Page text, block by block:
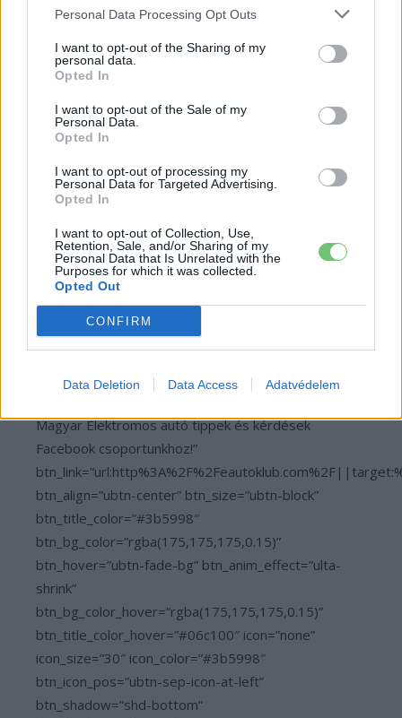
Personal Data Processing Opt Outs
I want to opt-out of the Sharing of my
personal data.
Opted In
I want to opt-out of the Sale of my
Personal Data.
Opted In
I want to opt-out of processing my
Personal Data for Targeted Advertising.
Opted In
I want to opt-out of Collection, Use,
Retention, Sale, and/or Sharing of my
Personal Data that Is Unrelated with the
Purposes for which it was collected.
Opted Out
CONFIRM
Data Deletion Data Access Adatvédelem
[ult_buttons btn_title=”Ide kattintva követhetsz
btn_align=”ubtn-center” btn_size=”ubtn-block”
btn_bg_color=”rgba(175,175,175,0.15)”
btn_hover=”ubtn-fade-bg” btn_anim_effect=”ulta-
shrink”
btn_bg_color_hover=”rgba(175,175,175,0.15)”
icon_size=”40″ icon_color=”#3b5998″
btn_icon_pos=”ubtn-sep-icon-at-left”
btn_shadow=”shd-bottom”
btn_shadow_color=”#3b5998″
btn_shadow_color_hover=”#06c100″
btn_shadow_size=”5″ btn_font_style=”font-
weight:bold;” btn_font_size=”desktop:20px;”]
Magyar Elektromos autó tippek és kérdések
Facebook csoportunkhoz!”
btn_align=”ubtn-center” btn_size=”ubtn-block”
btn_title_color=”#3b5998″
btn_bg_color=”rgba(175,175,175,0.15)”
btn_hover=”ubtn-fade-bg” btn_anim_effect=”ulta-
shrink”
btn_bg_color_hover=”rgba(175,175,175,0.15)”
btn_title_color_hover=”#06c100″ icon=”none”
icon_size=”30″ icon_color=”#3b5998″
btn_icon_pos=”ubtn-sep-icon-at-left”
btn_shadow=”shd-bottom”